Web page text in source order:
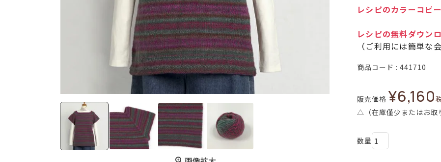
レシピのカラーコピ
レシピの無料ダウン
（ご利用には簡単な
商品コード 441710
販売価格 ¥6,160
△（在庫僅少またはお取